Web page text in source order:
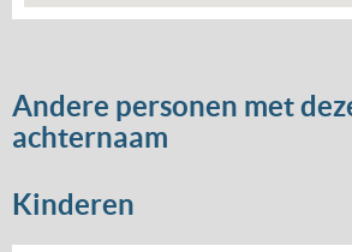
Andere personen met
achternaam
Kinderen